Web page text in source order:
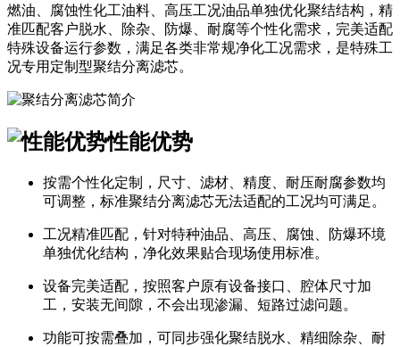
燃油、腐蚀性化工油料、高压工况油品单独优化聚结结构，精
准匹配客户脱水、除杂、防爆、耐腐等个性化需求，完美适配
特殊设备运行参数，满足各类非常规净化工况需求，是特殊工
况专用定制型聚结分离滤芯。
性能优势
按需个性化定制，尺寸、滤材、精度、耐压耐腐参数均
可调整，标准聚结分离滤芯无法适配的工况均可满足。
工况精准匹配，针对特种油品、高压、腐蚀、防爆环境
单独优化结构，净化效果贴合现场使用标准。
设备完美适配，按照客户原有设备接口、腔体尺寸加
工，安装无间隙，不会出现渗漏、短路过滤问题。
功能可按需叠加，可同步强化聚结脱水、精细除杂、耐